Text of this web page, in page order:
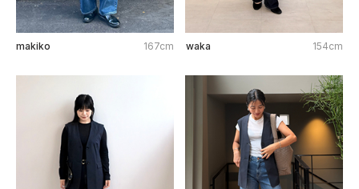
makiko 167cm waka 154cm